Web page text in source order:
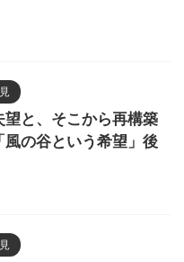
望と、そこから再構築
風の谷という希望」後